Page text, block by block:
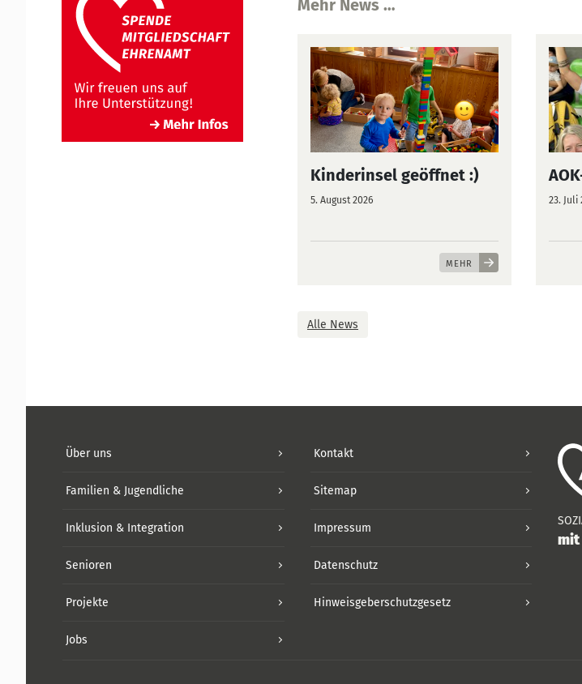
Mehr News …
Kinderinsel geöffnet :)
5. August 2026
MEHR
23. Juli
Alle News
Über uns
Familien & Jugendliche
Inklusion & Integration
Senioren
Projekte
Jobs
mit
Kontakt
Sitemap
Impressum
Datenschutz
Hinweisgeberschutzgesetz